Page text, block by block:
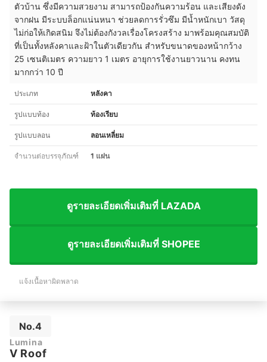
ตัวบ้าน ซึ่งมีความสวยงาม สามารถป้องกันความร้อน และเสียงดัง
จากฝน มีระบบล็อกแน่นหนา ช่วยลดการรั่วซึม มีน้ำหนักเบา วัสดุ
ไม่ก่อให้เกิดสนิม จึงไม่ต้องกังวลเรื่องโครงสร้าง มาพร้อมคุณสมบัติ
ที่เป็นทั้งหลังคาและฝ้าในตัวเดียวกัน สำหรับขนาดของหน้ากว้าง
25 เซนติเมตร ความยาว 1 เมตร อายุการใช้งานยาวนาน คงทน
มากกว่า 10 ปี
ประเภท หลังคา
รูปแบบท้อง ท้องเรียบ
รูปแบบลอน ลอนเหลี่ยม
จำนวนต่อบรรจุภัณฑ์ 1 แผ่น
ดูรายละเอียดเพิ่มเติมที่ LAZADA
ดูรายละเอียดเพิ่มเติมที่ SHOPEE
แจ้งเนื้อหาผิดพลาด
No.4
Lumina
V Roof